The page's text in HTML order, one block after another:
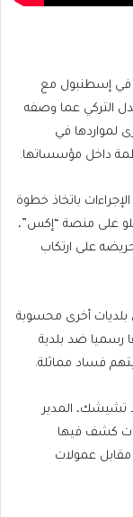
في إسطنبول مع
التركي عما وصفه
لمواردها في
داخل مؤسساتها.
باتخاذ خطوة
على منصة “إكس”،
بتحريضه على ارتكاب
بلديات أخرى محسوبة
رسميا ضد بلدية
فساد مماثلة.
تشيشك، المدير
كشف فيها
مقابل عمولات